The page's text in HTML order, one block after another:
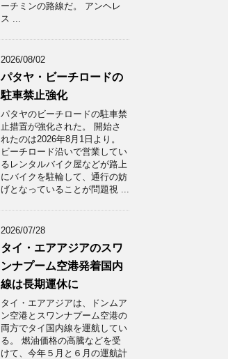
ーチミンの路線だ。 アンヘレ
ス ...
2026/08/02
パタヤ・ビーチロードの
駐車禁止強化
パタヤのビーチロードの駐車禁
止措置が強化された。 開始さ
れたのは2026年8月1日より。
ビーチロード沿いで営業してい
るレンタルバイク屋などが路上
にバイクを駐輪して、通行の妨
げとなっていることが問題視 ...
2026/07/28
タイ・エアアジアのスワ
ンナプーム空港発着国内
線は長期運休に
タイ・エアアジアは、ドンムア
ン空港とスワンナプーム空港の
両方でタイ国内線を運航してい
る。 燃油価格の高騰などを受
けて、今年５月と６月の運航計